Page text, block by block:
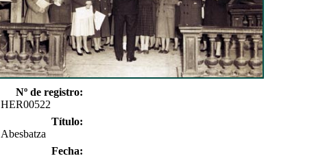
Nº de registro:
HER00522
Título:
Abesbatza
Fecha: